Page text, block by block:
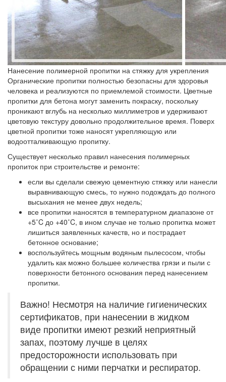
Нанесение полимерной пропитки на стяжку для укрепления
Органические пропитки полностью безопасны для здоровья
человека и реализуются по приемлемой стоимости. Цветные
пропитки для бетона могут заменить покраску, поскольку
проникают вглубь на несколько миллиметров и удерживают
цветовую текстуру довольно продолжительное время. Поверх
цветной пропитки тоже наносят укрепляющую или
водоотталкивающую пропитку.
Существует несколько правил нанесения полимерных
пропиток при строительстве и ремонте:
если вы сделали свежую цементную стяжку или нанесли
выравнивающую смесь, то нужно подождать до полного
высыхания не менее двух недель;
все пропитки наносятся в температурном диапазоне от
+5˚C до +40˚C, в ином случае не только пропитка может
лишиться заявленных качеств, но и пострадает
бетонное основание;
воспользуйтесь мощным водяным пылесосом, чтобы
удалить как можно большее количества грязи и пыли с
поверхности бетонного основания перед нанесением
пропитки.
Важно! Несмотря на наличие гигиенических
сертификатов, при нанесении в жидком
виде пропитки имеют резкий неприятный
запах, поэтому лучше в целях
предосторожности использовать при
обращении с ними перчатки и респиратор.